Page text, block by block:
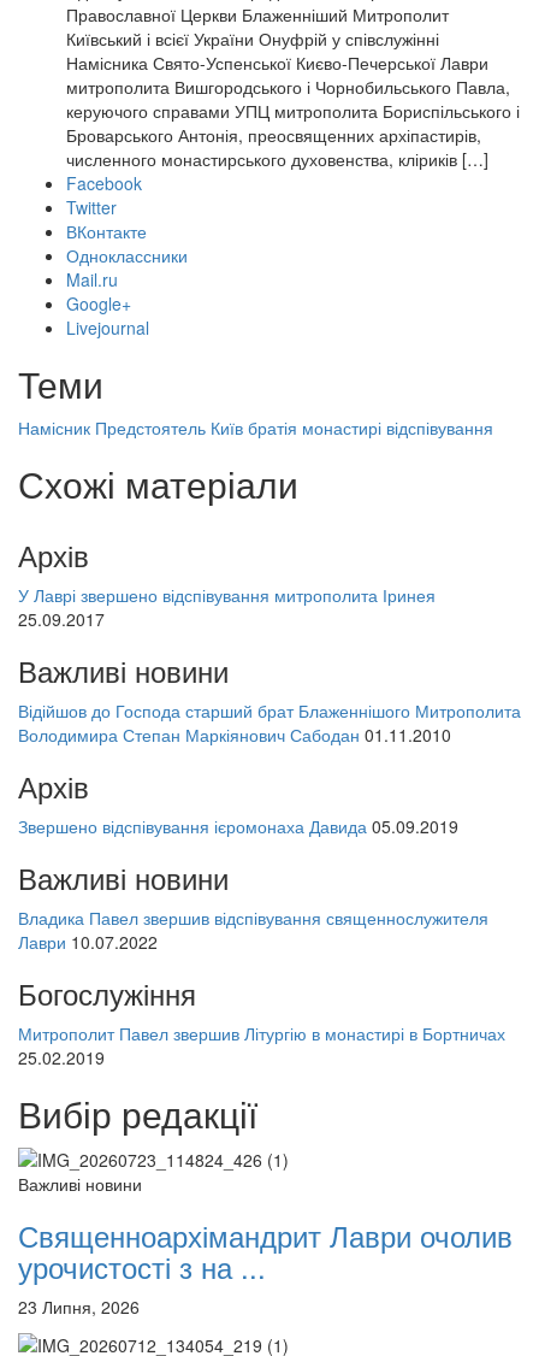
Православної Церкви Блаженніший Митрополит
Київський і всієї України Онуфрій у співслужінні
Намісника Свято-Успенської Києво-Печерської Лаври
митрополита Вишгородського і Чорнобильського Павла,
керуючого справами УПЦ митрополита Бориспільського і
Броварського Антонія, преосвященних архіпастирів,
численного монастирського духовенства, кліриків […]
Facebook
Twitter
ВКонтакте
Одноклассники
Mail.ru
Google+
Livejournal
Теми
Намісник Предстоятель Київ братія монастирі відспівування
Схожі матеріали
Архів
У Лаврі звершено відспівування митрополита Іринея
25.09.2017
Важливі новини
Відійшов до Господа старший брат Блаженнішого Митрополита
Володимира Степан Маркіянович Сабодан 01.11.2010
Архів
Звершено відспівування ієромонаха Давида 05.09.2019
Важливі новини
Владика Павел звершив відспівування священнослужителя
Лаври 10.07.2022
Богослужіння
Митрополит Павел звершив Літургію в монастирі в Бортничах
25.02.2019
Вибір редакції
Важливі новини
Священноархімандрит Лаври очолив
урочистості з на ...
23 Липня, 2026